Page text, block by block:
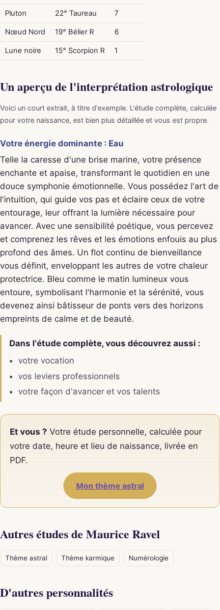
Pluton 22° Taureau 7
Nœud Nord 19° Bélier R 6
Lune noire 15° Scorpion R 1
Un aperçu de l'interprétation astrologique
Voici un court extrait, à titre d'exemple. L'étude complète, calculée
pour votre naissance, est bien plus détaillée et vous est propre.
Votre énergie dominante : Eau
Telle la caresse d'une brise marine, votre présence
enchante et apaise, transformant le quotidien en une
douce symphonie émotionnelle. Vous possédez l'art de
l'intuition, qui guide vos pas et éclaire ceux de votre
entourage, leur offrant la lumière nécessaire pour
avancer. Avec une sensibilité poétique, vous percevez
et comprenez les rêves et les émotions enfouis au plus
profond des âmes. Un flot continu de bienveillance
vous définit, enveloppant les autres de votre chaleur
protectrice. Bleu comme le matin lumineux vous
entoure, symbolisant l'harmonie et la sérénité, vous
devenez ainsi bâtisseur de ponts vers des horizons
empreints de calme et de beauté.
Dans l'étude complète, vous découvrez aussi :
votre vocation
vos leviers professionnels
votre façon d'avancer et vos talents
Et vous ? Votre étude personnelle, calculée pour
votre date, heure et lieu de naissance, livrée en
PDF.
Mon thème astral
Autres études de Maurice Ravel
Thème astral Thème karmique Numérologie
D'autres personnalités